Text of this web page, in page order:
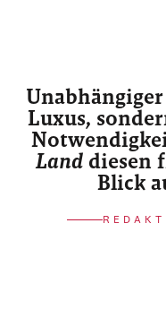
Luxus,
Land diesen
Blick